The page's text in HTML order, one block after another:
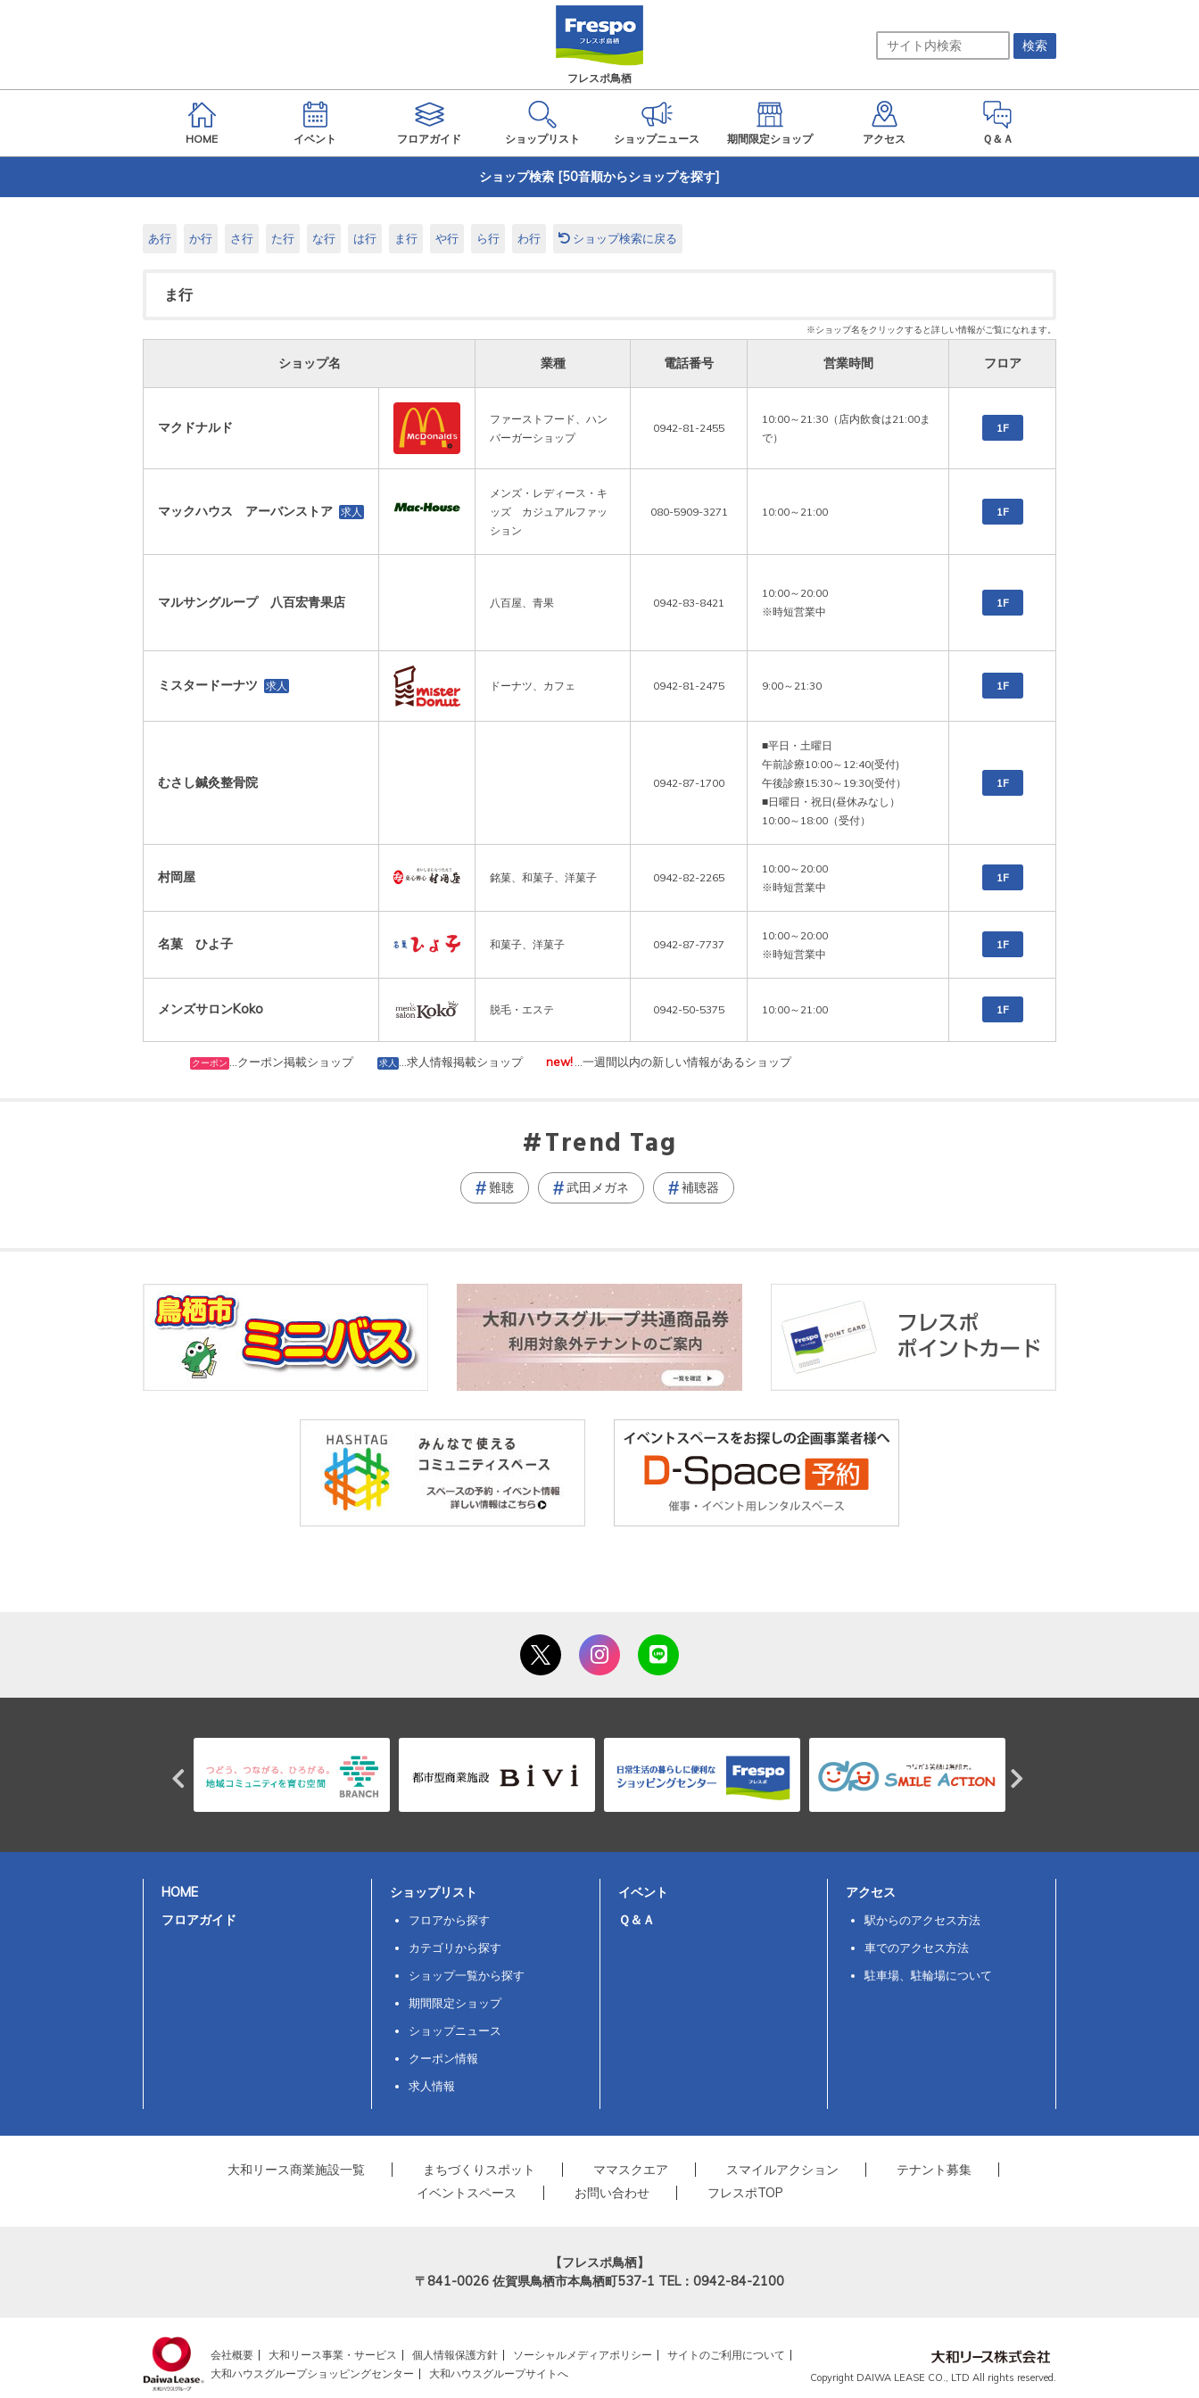
フレスポ鳥栖
HOME イベント フロアガイド ショップリスト ショップニュース 期間限定ショップ アクセス Ｑ＆Ａ
ショップ検索 [50音順からショップを探す]
あ行 か行 さ行 た行 な行 は行 ま行 や行 ら行 わ行 ショップ検索に戻る
ま行
※ショップ名をクリックすると詳しい情報がご覧になれます。
ショップ名 業種 電話番号 営業時間 フロア
マクドナルド
ファーストフード、ハン
バーガーショップ
0942-81-2455
10:00～21:30（店内飲食は21:00ま
で）
1F
マックハウス アーバンストア 求人
メンズ・レディース・キ
ッズ カジュアルファッ
ション
080-5909-3271 10:00～21:00 1F
マルサングループ 八百宏青果店 八百屋、青果 0942-83-8421
10:00～20:00
※時短営業中
1F
ミスタードーナツ 求人 ドーナツ、カフェ 0942-81-2475 9:00～21:30 1F
むさし鍼灸整骨院 0942-87-1700
■平日・土曜日
午前診療10:00～12:40(受付)
午後診療15:30～19:30(受付）
■日曜日・祝日(昼休みなし）
10:00～18:00（受付）
1F
村岡屋 銘菓、和菓子、洋菓子 0942-82-2265
10:00～20:00
※時短営業中
1F
名菓 ひよ子 和菓子、洋菓子 0942-87-7737
10:00～20:00
※時短営業中
1F
メンズサロンKoko 脱毛・エステ 0942-50-5375 10:00～21:00 1F
クーポン …クーポン掲載ショップ 求人 …求人情報掲載ショップ new! …一週間以内の新しい情報があるショップ
Trend Tag
難聴 武田メガネ 補聴器
HOME
フロアガイド
ショップリスト
フロアから探す
カテゴリから探す
ショップ一覧から探す
期間限定ショップ
ショップニュース
クーポン情報
求人情報
イベント
Ｑ＆Ａ
アクセス
駅からのアクセス方法
車でのアクセス方法
駐車場、駐輪場について
大和リース商業施設一覧 まちづくりスポット ママスクエア スマイルアクション
テナント募集
イベントスペース
お問い合わせ フレスポTOP
【フレスポ鳥栖】
〒841-0026 佐賀県鳥栖市本鳥栖町537-1 TEL：0942-84-2100
会社概要 大和リース事業・サービス 個人情報保護方針 ソーシャルメディアポリシー
サイトのご利用について
大和ハウスグループショッピングセンター
大和ハウスグループサイトへ Copyright DAIWA LEASE CO., LTD All rights reserved.